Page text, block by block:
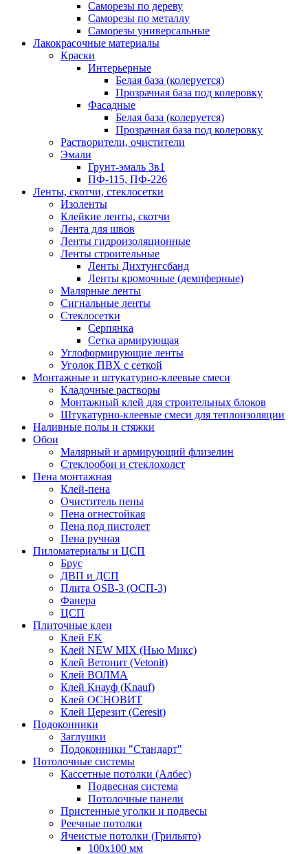
Саморезы по дереву
Саморезы по металлу
Саморезы универсальные
Лакокрасочные материалы
Краски
Интерьерные
Белая база (колеруется)
Прозрачная база под колеровку
Фасадные
Белая база (колеруется)
Прозрачная база под колеровку
Растворители, очистители
Эмали
Грунт-эмаль 3в1
ПФ-115, ПФ-226
Ленты, скотчи, стеклосетки
Изоленты
Клейкие ленты, скотчи
Лента для швов
Ленты гидроизоляционные
Ленты строительные
Ленты Дихтунгсбанд
Ленты кромочные (демпферные)
Малярные ленты
Сигнальные ленты
Стеклосетки
Серпянка
Сетка армирующая
Углоформирующие ленты
Уголок ПВХ с сеткой
Монтажные и штукатурно-клеевые смеси
Кладочные растворы
Монтажный клей для строительных блоков
Штукатурно-клеевые смеси для теплоизоляции
Наливные полы и стяжки
Обои
Малярный и армирующий флизелин
Стеклообои и стеклохолст
Пена монтажная
Клей-пена
Очиститель пены
Пена огнестойкая
Пена под пистолет
Пена ручная
Пиломатериалы и ЦСП
Брус
ДВП и ДСП
Плита OSB-3 (ОСП-3)
Фанера
ЦСП
Плиточные клеи
Клей EK
Клей NEW MIX (Нью Микс)
Клей Ветонит (Vetonit)
Клей ВОЛМА
Клей Кнауф (Knauf)
Клей ОСНОВИТ
Клей Церезит (Ceresit)
Подоконники
Заглушки
Подоконники "Стандарт"
Потолочные системы
Кассетные потолки (Албес)
Подвесная система
Потолочные панели
Пристенные уголки и подвесы
Реечные потолки
Ячеистые потолки (Грильято)
100х100 мм